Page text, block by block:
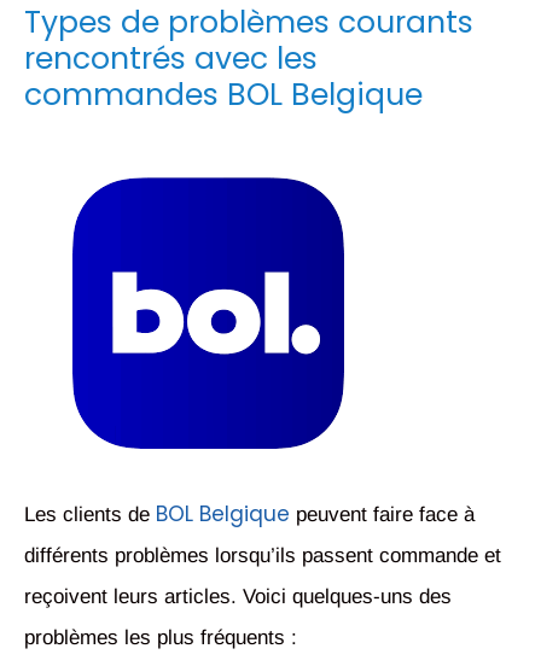
Types de problèmes courants
rencontrés avec les
commandes BOL Belgique
Les clients de BOL Belgique peuvent faire face à
différents problèmes lorsqu’ils passent commande et
reçoivent leurs articles. Voici quelques-uns des
problèmes les plus fréquents :